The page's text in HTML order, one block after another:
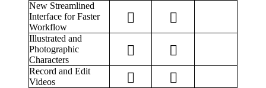
New Streamlined
Interface for Faster
Workflow
Illustrated and
Photographic
Characters
Record and Edit
Videos